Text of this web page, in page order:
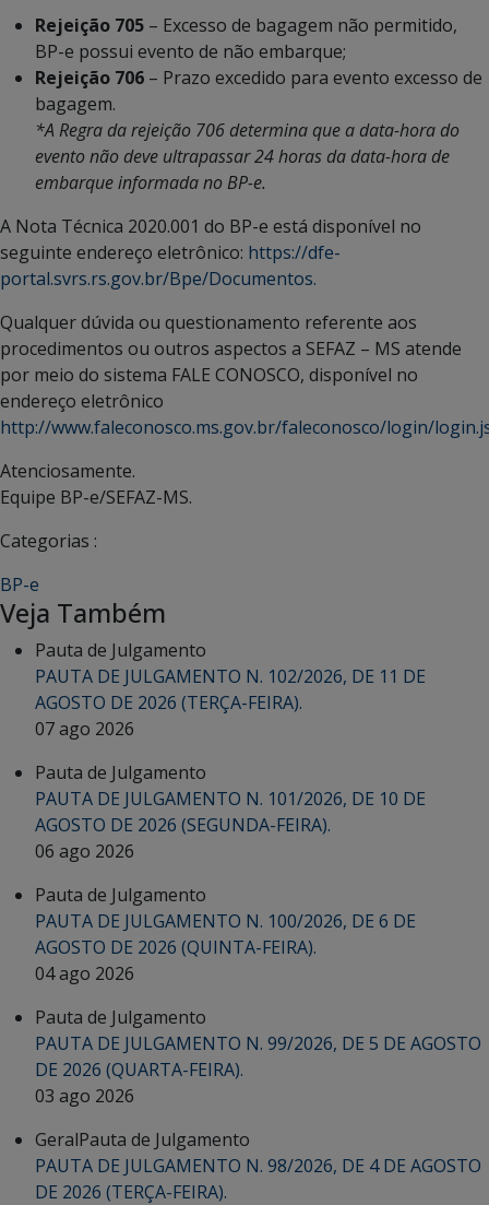
Rejeição 705 – Excesso de bagagem não permitido,
BP-e possui evento de não embarque;
Rejeição 706 – Prazo excedido para evento excesso de
bagagem.
*A Regra da rejeição 706 determina que a data-hora do
evento não deve ultrapassar 24 horas da data-hora de
embarque informada no BP-e.
A Nota Técnica 2020.001 do BP-e está disponível no
seguinte endereço eletrônico: https://dfe-
portal.svrs.rs.gov.br/Bpe/Documentos.
Qualquer dúvida ou questionamento referente aos
procedimentos ou outros aspectos a SEFAZ – MS atende
por meio do sistema FALE CONOSCO, disponível no
endereço eletrônico
http://www.faleconosco.ms.gov.br/faleconosco/login/
Atenciosamente.
Equipe BP-e/SEFAZ-MS.
Categorias :
BP-e
Veja Também
Pauta de Julgamento
PAUTA DE JULGAMENTO N. 102/2026, DE 11 DE
AGOSTO DE 2026 (TERÇA-FEIRA).
07 ago 2026
Pauta de Julgamento
PAUTA DE JULGAMENTO N. 101/2026, DE 10 DE
AGOSTO DE 2026 (SEGUNDA-FEIRA).
06 ago 2026
Pauta de Julgamento
PAUTA DE JULGAMENTO N. 100/2026, DE 6 DE
AGOSTO DE 2026 (QUINTA-FEIRA).
04 ago 2026
Pauta de Julgamento
PAUTA DE JULGAMENTO N. 99/2026, DE 5 DE AGOSTO
DE 2026 (QUARTA-FEIRA).
03 ago 2026
GeralPauta de Julgamento
PAUTA DE JULGAMENTO N. 98/2026, DE 4 DE AGOSTO
DE 2026 (TERÇA-FEIRA).